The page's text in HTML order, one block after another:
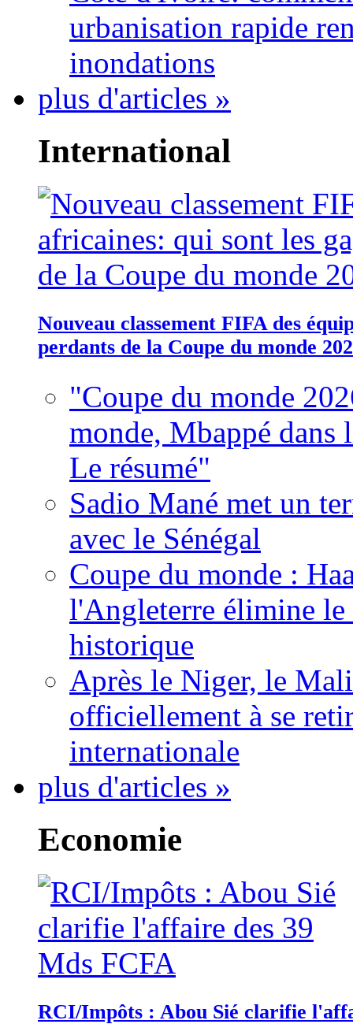
urbanisation rapide
inondations
plus d'articles »
International
Nouveau classement FIFA des
perdants de la Coupe du monde
"Coupe du monde
monde, Mbappé dans
Le résumé"
Sadio Mané met un
avec le Sénégal
Coupe du monde :
l'Angleterre élimine
historique
Après le Niger, le
officiellement à se
internationale
plus d'articles »
Economie
RCI/Impôts : Abou Sié clarifie